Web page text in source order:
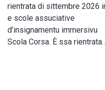
rientrata di sittembre 2026
e scole assuciative
d’insignamentu immersivu
Scola Corsa. È ssa